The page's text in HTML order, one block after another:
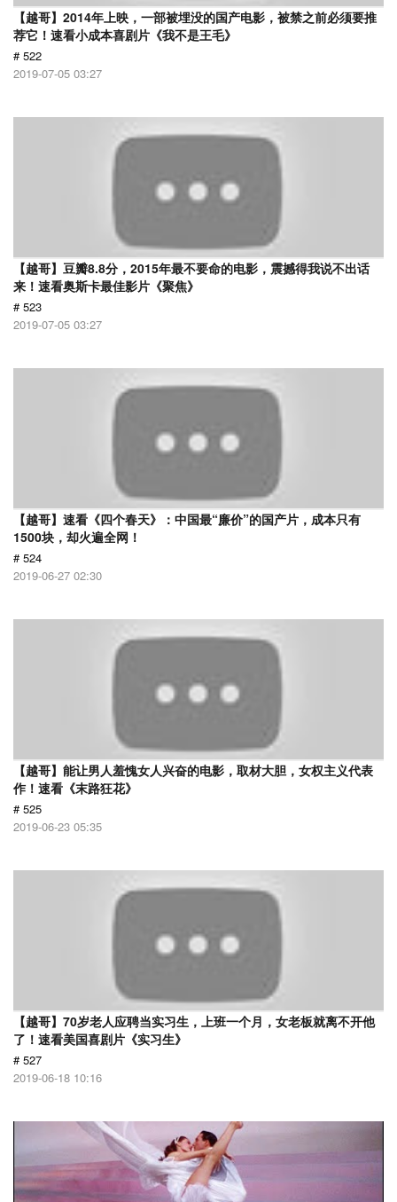
【越哥】2014年上映，一部被埋没的国产电影，被禁之前必须要推
荐它！速看小成本喜剧片《我不是王毛》
# 522
2019-07-05 03:27
【越哥】豆瓣8.8分，2015年最不要命的电影，震撼得我说不出话
来！速看奥斯卡最佳影片《聚焦》
# 523
2019-07-05 03:27
【越哥】速看《四个春天》：中国最“廉价”的国产片，成本只有
1500块，却火遍全网！
# 524
2019-06-27 02:30
【越哥】能让男人羞愧女人兴奋的电影，取材大胆，女权主义代表
作！速看《末路狂花》
# 525
2019-06-23 05:35
【越哥】70岁老人应聘当实习生，上班一个月，女老板就离不开他
了！速看美国喜剧片《实习生》
# 527
2019-06-18 10:16